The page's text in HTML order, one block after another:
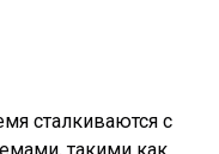
сталкиваются с